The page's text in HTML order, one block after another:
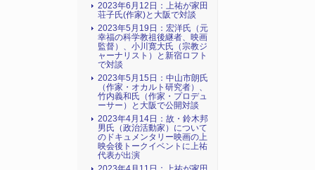
2023年6月12日：上祐が家田
荘子氏(作家)と大阪で対談
2023年5月19日：宏洋氏（元
幸福の科学教祖後継者、映画
監督）、小川寛大氏（宗教ジ
ャーナリスト）と新宿ロフト
で対談
2023年5月15日：中山市朗氏
（作家・オカルト研究者）、
竹内義和氏（作家・プロデュ
ーサー）と大阪で公開対談
2023年4月14日：故・鈴木邦
男氏（政治活動家）について
のドキュメンタリー映画の上
映会後トークイベントに上祐
代表が出演